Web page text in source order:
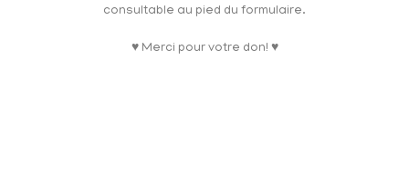
consultable au pied du formulaire.
♥ Merci pour votre don! ♥